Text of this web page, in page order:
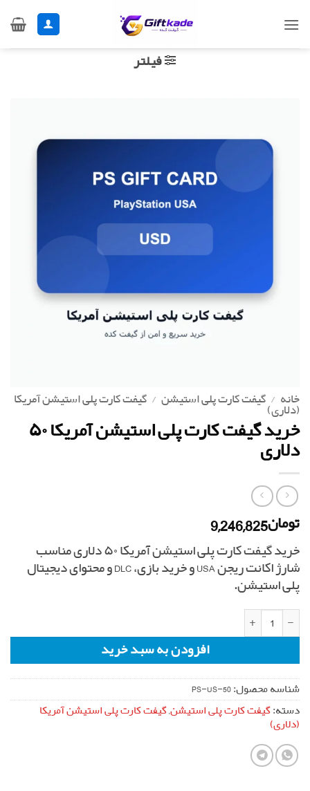
فیلتر
خانه / گیفت کارت پلی استیشن / گیفت کارت پلی استیشن آمریکا
(دلاری)
خرید گیفت کارت پلی استیشن آمریکا ۵۰
دلاری
تومان9,246,825
خرید گیفت کارت پلی استیشن آمریکا ۵۰ دلاری مناسب
شارژ اکانت ریجن USA و خرید بازی، DLC و محتوای دیجیتال
پلی استیشن.
خرید گیفت کارت پلی استیشن آمریکا ۵۰ دلاری عدد
افزودن به سبد خرید
شناسه محصول:PS-US-50
دسته:گیفت کارت پلی استیشن,گیفت کارت پلی استیشن آمریکا
(دلاری)